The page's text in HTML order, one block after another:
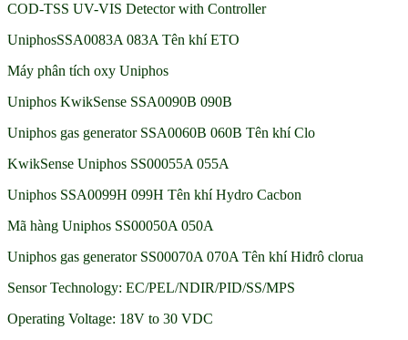
COD-TSS UV-VIS Detector with Controller
UniphosSSA0083A 083A Tên khí ETO
Máy phân tích oxy Uniphos
Uniphos KwikSense SSA0090B 090B
Uniphos gas generator SSA0060B 060B Tên khí Clo
KwikSense Uniphos SS00055A 055A
Uniphos SSA0099H 099H Tên khí Hydro Cacbon
Mã hàng Uniphos SS00050A 050A
Uniphos gas generator SS00070A 070A Tên khí Hiđrô clorua
Sensor Technology: EC/PEL/NDIR/PID/SS/MPS
Operating Voltage: 18V to 30 VDC